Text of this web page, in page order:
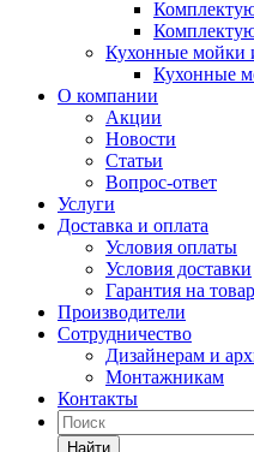
Кухонные мойки
Кухонные
О компании
Акции
Новости
Статьи
Вопрос-ответ
Услуги
Доставка и оплата
Условия оплаты
Условия доставки
Гарантия на товар
Производители
Сотрудничество
Дизайнерам и
Монтажникам
Контакты
Найти